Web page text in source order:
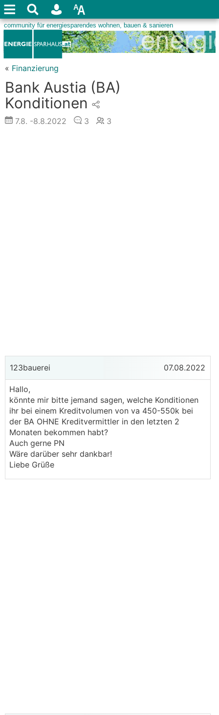
« Finanzierung
Bank Austia (BA)
Konditionen
7.8. -8.8.2022 3 3
123bauerei 07.08.2022
Hallo,
könnte mir bitte jemand sagen, welche Konditionen
ihr bei einem Kreditvolumen von va 450-550k bei
der BA OHNE Kreditvermittler in den letzten 2
Monaten bekommen habt?
Auch gerne PN
Wäre darüber sehr dankbar!
Liebe Grüße